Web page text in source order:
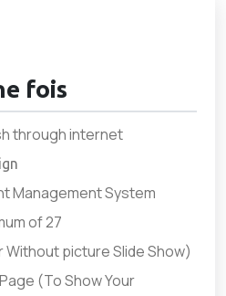
fois
through internet
Management System
of 27
Without picture Slide Show)
(To Show Your